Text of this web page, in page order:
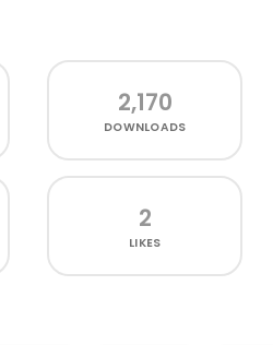
2,170
DOWNLOADS
2
LIKES